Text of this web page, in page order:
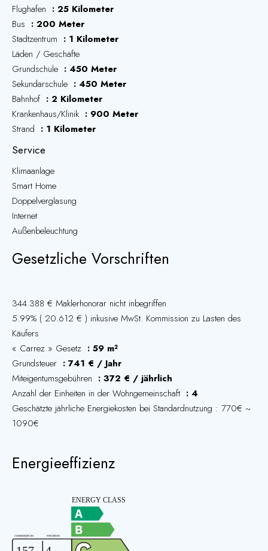
Flughafen
25 Kilometer
Bus
200 Meter
Stadtzentrum
1 Kilometer
Läden / Geschäfte
Grundschule
450 Meter
Sekundarschule
450 Meter
Bahnhof
2 Kilometer
Krankenhaus/Klinik
900 Meter
Strand
1 Kilometer
Service
Klimaanlage
Smart Home
Doppelverglasung
Internet
Außenbeleuchtung
Gesetzliche Vorschriften
344.388 € Maklerhonorar nicht inbegriffen
5.99% ( 20.612 € ) inkusive MwSt. Kommission zu Lasten des
Käufers
« Carrez » Gesetz
59 m²
Grundsteuer
741 € / Jahr
Miteigentumsgebühren
372 € / jährlich
Anzahl der Einheiten in der Wohngemeinschaft
4
Geschätzte jährliche Energiekosten bei Standardnutzung : 770€ ~
1090€
Energieeffizienz